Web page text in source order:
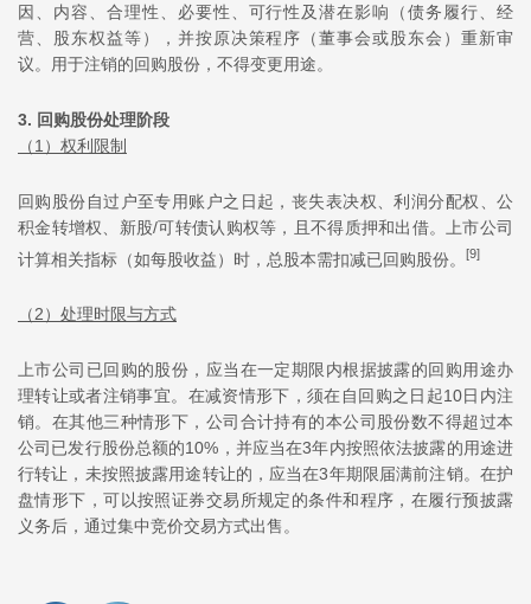
因、内容、合理性、必要性、可行性及潜在影响（债务履行、经
营、股东权益等），并按原决策程序（董事会或股东会）重新审
议。用于注销的回购股份，不得变更用途。
3. 回购股份处理阶段
（1）权利限制
回购股份自过户至专用账户之日起，丧失表决权、利润分配权、公
积金转增权、新股/可转债认购权等，且不得质押和出借。上市公司
计算相关指标（如每股收益）时，总股本需扣减已回购股份。
[9]
（2）处理时限与方式
上市公司已回购的股份，应当在一定期限内根据披露的回购用途办
理转让或者注销事宜。在减资情形下，须在自回购之日起10日内注
销。在其他三种情形下，公司合计持有的本公司股份数不得超过本
公司已发行股份总额的10%，并应当在3年内按照依法披露的用途进
行转让，未按照披露用途转让的，应当在3年期限届满前注销。在护
盘情形下，可以按照证券交易所规定的条件和程序，在履行预披露
义务后，通过集中竞价交易方式出售。